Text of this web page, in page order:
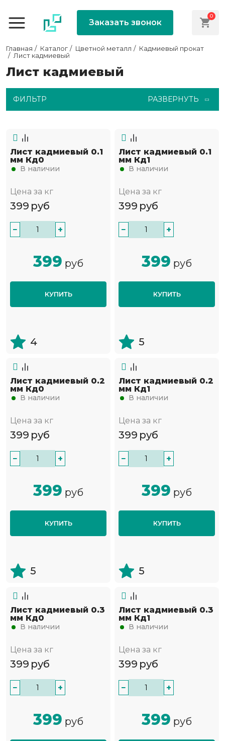
Заказать звонок
0
Главная Каталог Цветной металл
Кадмиевый прокат
Лист кадмиевый
Лист кадмиевый
ФИЛЬТР РАЗВЕРНУТЬ
Лист кадмиевый 0.1
мм Кд0
В наличии
Цена за кг
399 руб
− +
399 руб
КУПИТЬ
4
Лист кадмиевый 0.1
мм Кд1
В наличии
Цена за кг
399 руб
− +
399 руб
КУПИТЬ
5
Лист кадмиевый 0.2
мм Кд0
В наличии
Цена за кг
399 руб
− +
399 руб
КУПИТЬ
5
Лист кадмиевый 0.2
мм Кд1
В наличии
Цена за кг
399 руб
− +
399 руб
КУПИТЬ
5
Лист кадмиевый 0.3
мм Кд0
В наличии
Цена за кг
399 руб
− +
399 руб
Лист кадмиевый 0.3
мм Кд1
В наличии
Цена за кг
399 руб
− +
399 руб